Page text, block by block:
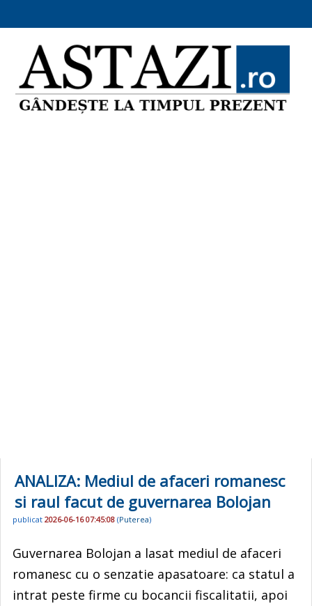
ANALIZA: Mediul de afaceri romanesc
si raul facut de guvernarea Bolojan
publicat 2026-06-16 07:45:08 (Puterea)
Guvernarea Bolojan a lasat mediul de afaceri
romanesc cu o senzatie apasatoare: ca statul a
intrat peste firme cu bocancii fiscalitatii, apoi